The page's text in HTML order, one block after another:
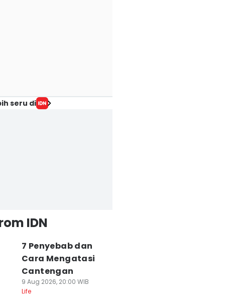
seru di
IDN
7 Penyebab dan
Cara Mengatasi
Cantengan
9 Aug 2026, 20:00 WIB
Life